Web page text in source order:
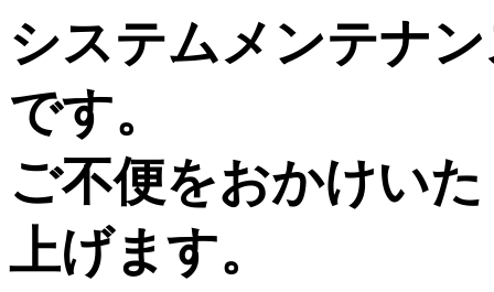
システムメンテナ
です。
ご不便をおかけい
上げます。